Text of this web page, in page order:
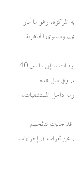
المركزة، وهو ما أثار
ومستوى الجاهزية
يُعد نيباه من أخطر الفيروسات في العالم، إذ تصل نسبة الوفيات به إلى ما بين 40
وفي مثل هذه
داخل المستشفيات،
للحالات قد جاءت نتائجهم
عن ثغرات في إجراءات